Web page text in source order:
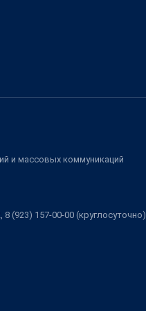
и массовых коммуникаций
(923) 157-00-00 (круглосуточно)